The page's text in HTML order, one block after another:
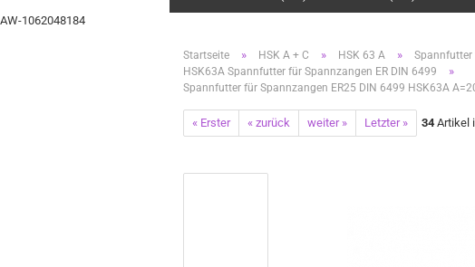
AW-1062048184
Startseite » HSK A + C » HSK 63 A » Spannfutter
HSK63A Spannfutter für Spannzangen ER DIN 6499 »
Spannfutter für Spannzangen ER25 DIN 6499 HSK63A
« Erster « zurück weiter » Letzter » 34 Artikel